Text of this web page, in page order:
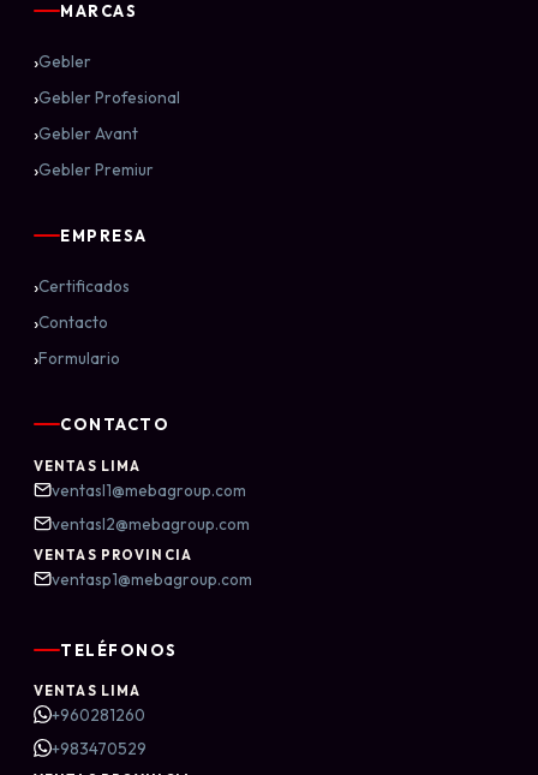
MARCAS
›Gebler
›Gebler Profesional
›Gebler Avant
›Gebler Premiur
EMPRESA
›Certificados
›Contacto
›Formulario
CONTACTO
VENTAS LIMA
ventasl1@mebagroup.com
ventasl2@mebagroup.com
VENTAS PROVINCIA
ventasp1@mebagroup.com
TELÉFONOS
VENTAS LIMA
+960281260
+983470529